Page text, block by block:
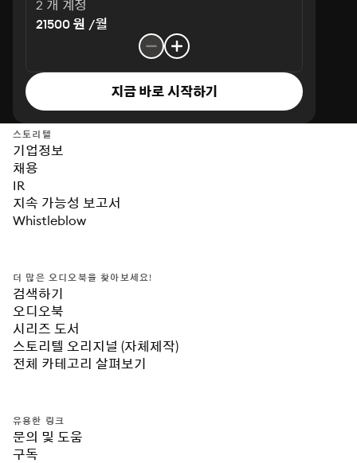
2 개 계정
21500 원 /월
지금 바로 시작하기
스토리텔
기업정보
채용
IR
지속 가능성 보고서
Whistleblow
더 많은 오디오북을 찾아보세요!
검색하기
오디오북
시리즈 도서
스토리텔 오리지널 (자체제작)
전체 카테고리 살펴보기
유용한 링크
문의 및 도움
구독